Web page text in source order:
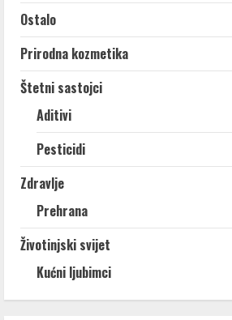
Ostalo
Prirodna kozmetika
Štetni sastojci
Aditivi
Pesticidi
Zdravlje
Prehrana
Životinjski svijet
Kućni ljubimci